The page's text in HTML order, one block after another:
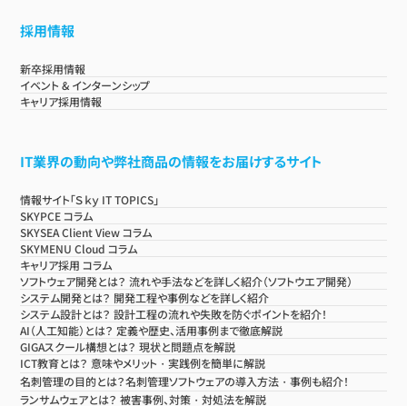
採用情報
新卒採用情報
イベント & インターンシップ
キャリア採用情報
IT業界の動向や弊社商品の情報をお届けするサイト
情報サイト「Ｓｋｙ IT TOPICS」
SKYPCE コラム
SKYSEA Client View コラム
SKYMENU Cloud コラム
キャリア採用 コラム
ソフトウェア開発とは？ 流れや手法などを詳しく紹介（ソフトウエア開発）
システム開発とは？ 開発工程や事例などを詳しく紹介
システム設計とは？ 設計工程の流れや失敗を防ぐポイントを紹介！
AI（人工知能）とは？ 定義や歴史、活用事例まで徹底解説
GIGAスクール構想とは？ 現状と問題点を解説
ICT教育とは？ 意味やメリット・実践例を簡単に解説
名刺管理の目的とは？名刺管理ソフトウェアの導入方法・事例も紹介！
ランサムウェアとは？ 被害事例、対策・対処法を解説